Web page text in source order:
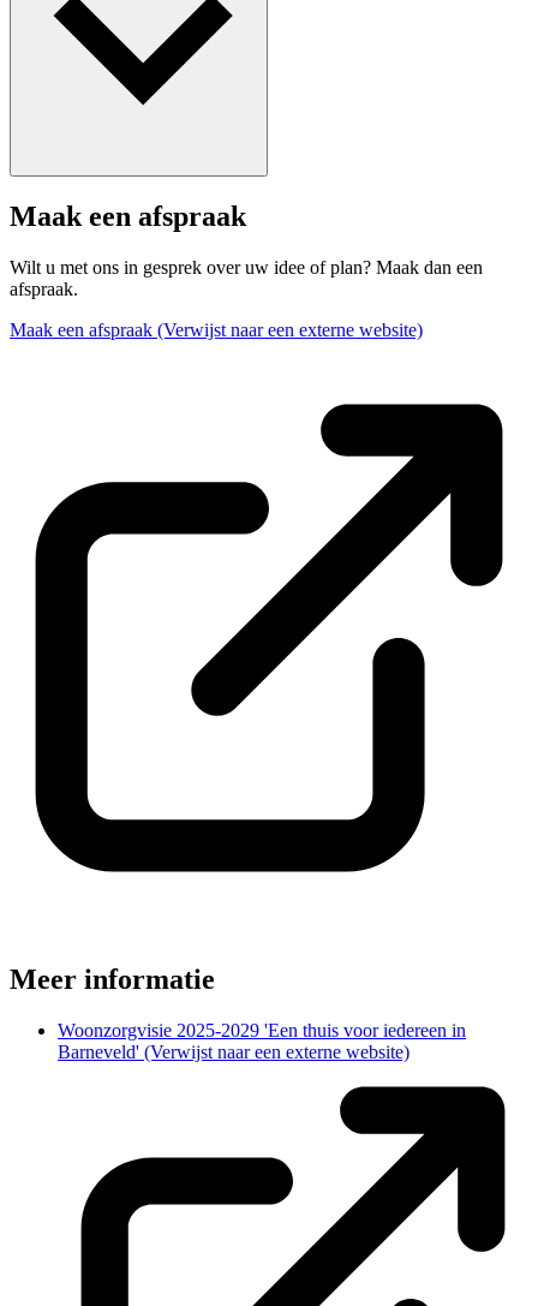
Maak een afspraak
Wilt u met ons in gesprek over uw idee of plan? Maak dan een
afspraak.
Maak een afspraak (Verwijst naar een externe website)
Meer informatie
Woonzorgvisie 2025-2029 'Een thuis voor iedereen in
Barneveld' (Verwijst naar een externe website)